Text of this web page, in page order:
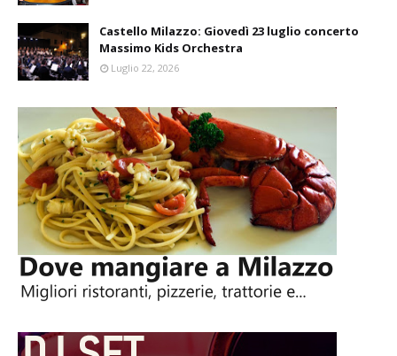
Castello Milazzo: Giovedì 23 luglio concerto
Massimo Kids Orchestra
Luglio 22, 2026